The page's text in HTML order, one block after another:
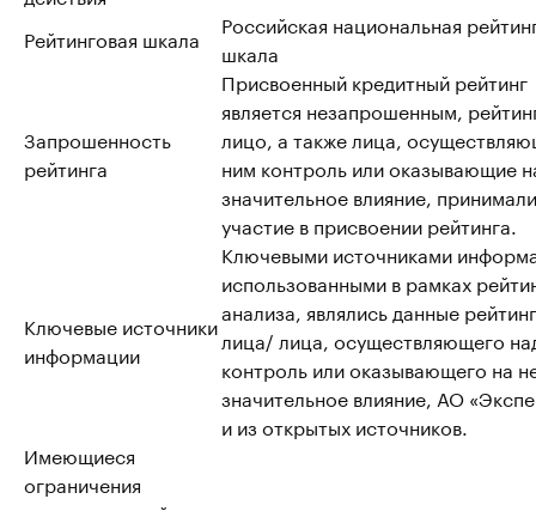
Рейтинговая шкала
Российская национальная
шкала
Запрошенность
рейтинга
Присвоенный кредитный рейтинг
является незапрошенным,
лицо, а также лица,
ним контроль или оказывающие
значительное влияние, принимали
участие в присвоении рейтинга.
Ключевые источники
информации
Ключевыми источниками
использованными в рамках
анализа, являлись данные
лица/ лица, осуществляющего
контроль или оказывающего на
значительное влияние, АО
и из открытых источников.
Имеющиеся
ограничения